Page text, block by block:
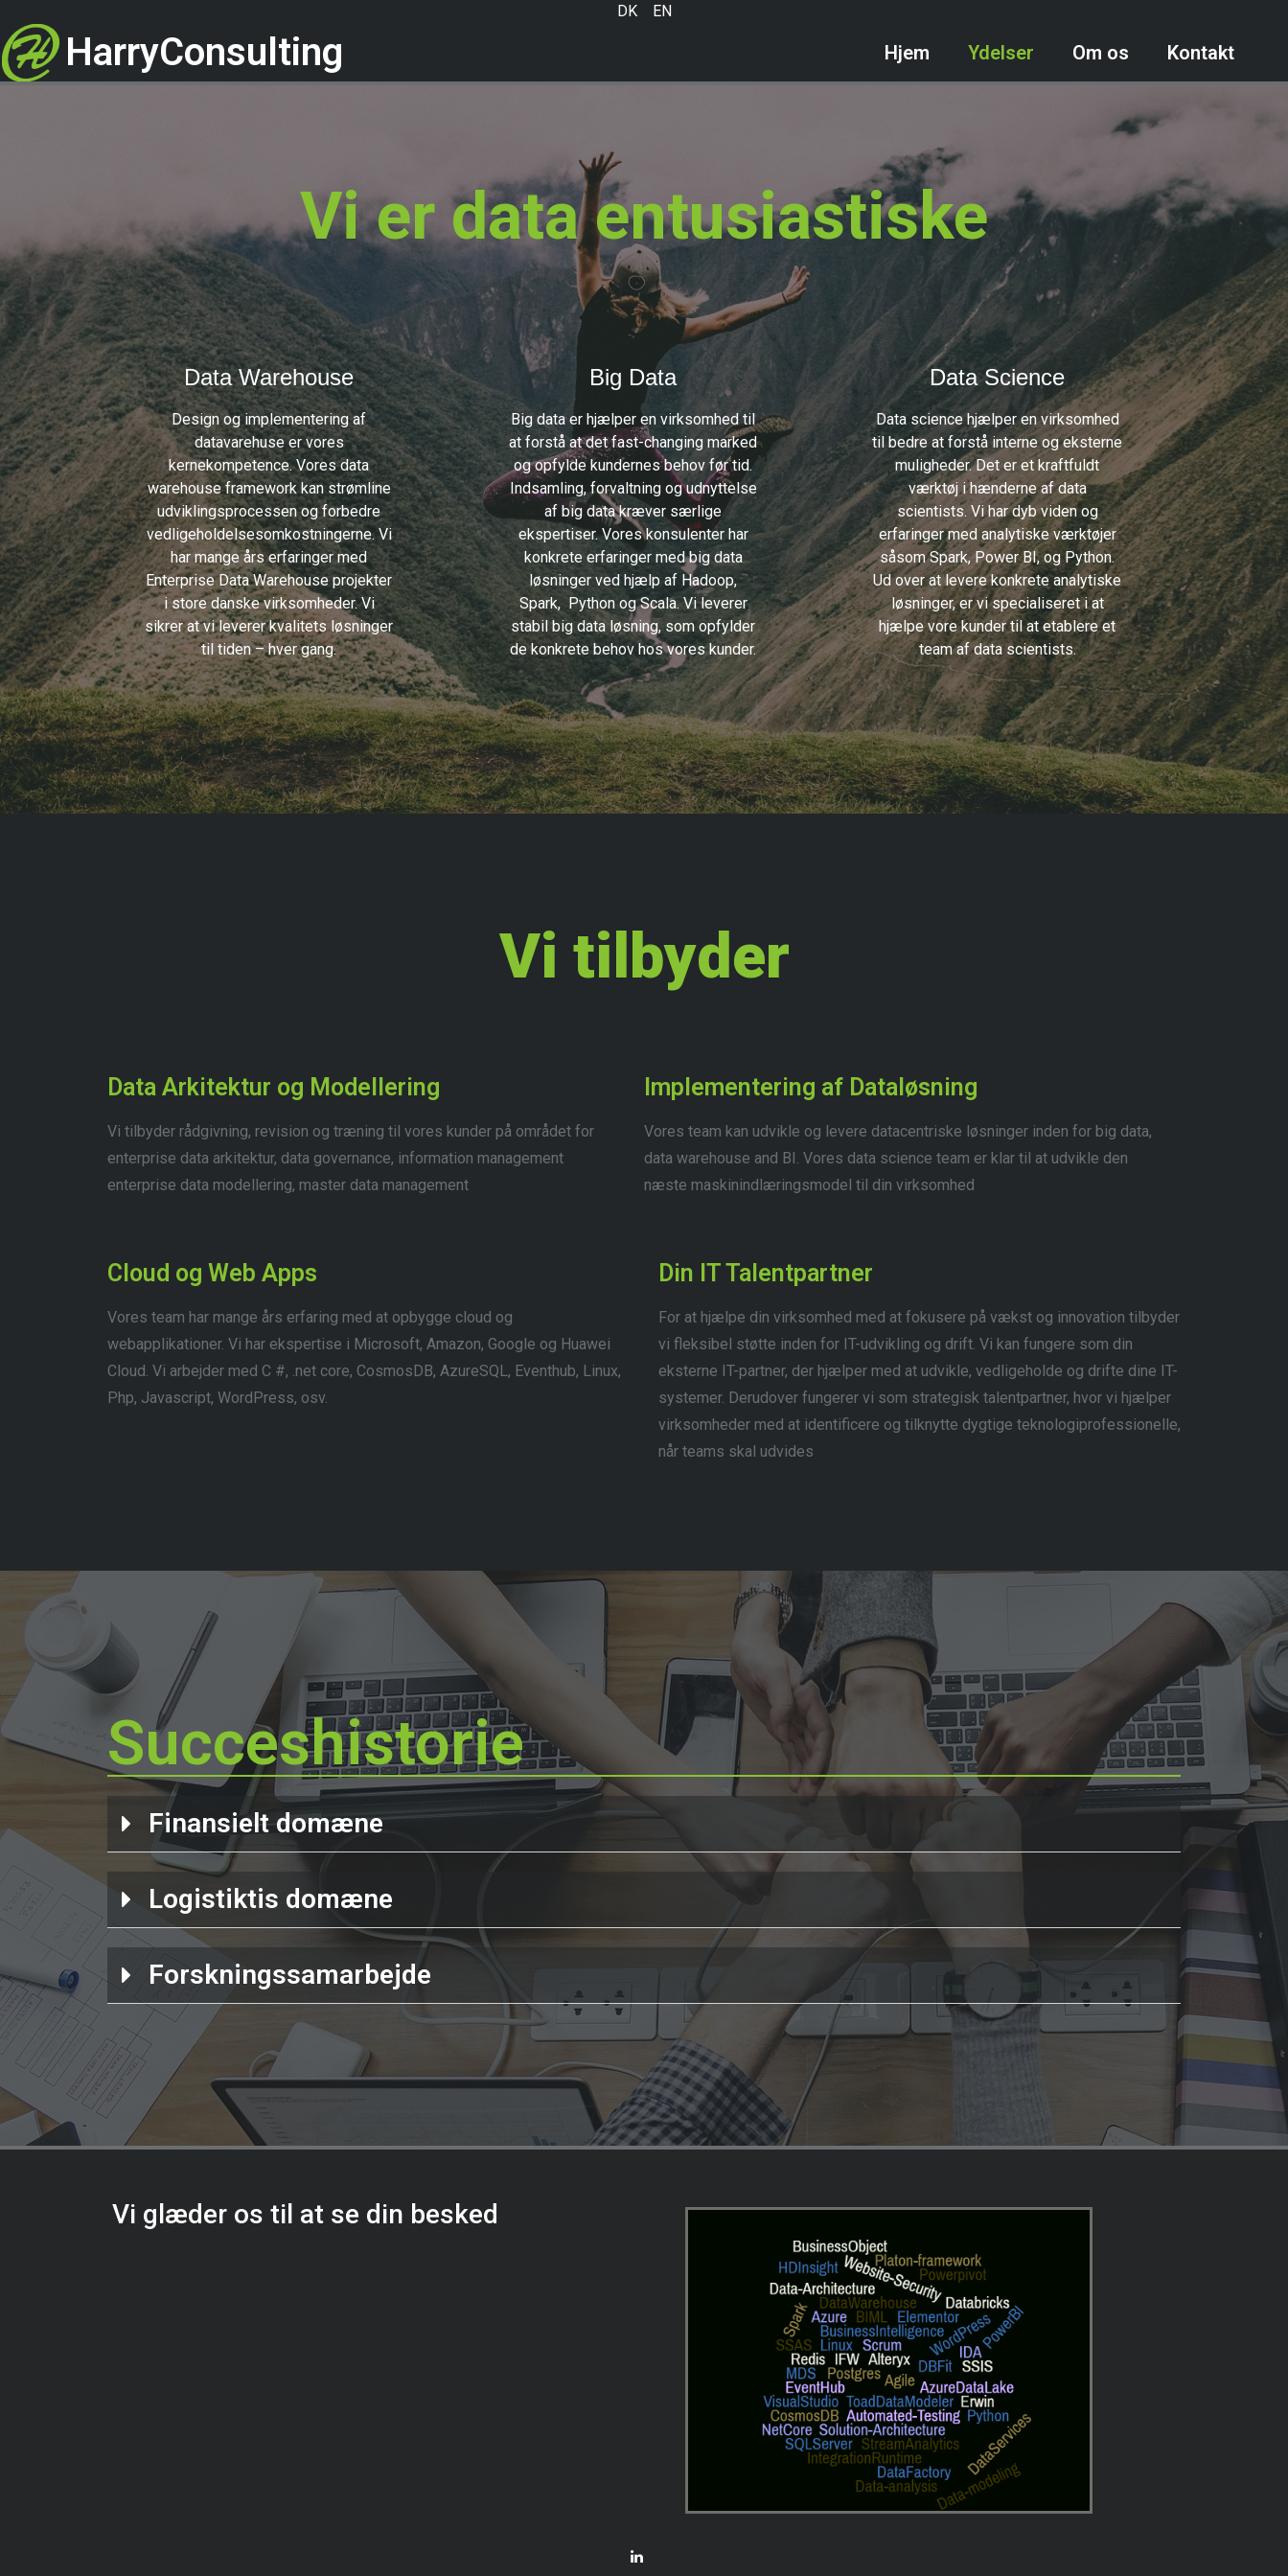
DK EN
HarryConsulting Hjem Ydelser Om os Kontakt
Vi er data entusiastiske
Data Warehouse
Design og implementering af
datavarehuse er vores
kernekompetence. Vores data
warehouse framework kan strømline
udviklingsprocessen og forbedre
vedligeholdelsesomkostningerne. Vi
har mange års erfaringer med
Enterprise Data Warehouse projekter
i store danske virksomheder. Vi
sikrer at vi leverer kvalitets løsninger
til tiden – hver gang.
Big Data
Big data er hjælper en virksomhed til
at forstå at det fast-changing marked
og opfylde kundernes behov før tid.
Indsamling, forvaltning og udnyttelse
af big data kræver særlige
ekspertiser. Vores konsulenter har
konkrete erfaringer med big data
løsninger ved hjælp af Hadoop,
Spark, Python og Scala. Vi leverer
stabil big data løsning, som opfylder
de konkrete behov hos vores kunder.
Data Science
Data science hjælper en virksomhed
til bedre at forstå interne og eksterne
muligheder. Det er et kraftfuldt
værktøj i hænderne af data
scientists. Vi har dyb viden og
erfaringer med analytiske værktøjer
såsom Spark, Power BI, og Python.
Ud over at levere konkrete analytiske
løsninger, er vi specialiseret i at
hjælpe vore kunder til at etablere et
team af data scientists.
Vi tilbyder
Data Arkitektur og Modellering
Vi tilbyder rådgivning, revision og træning til vores kunder på området for
enterprise data arkitektur, data governance, information management
enterprise data modellering, master data management
Implementering af Dataløsning
Vores team kan udvikle og levere datacentriske løsninger inden for big data,
data warehouse and BI. Vores data science team er klar til at udvikle den
næste maskinindlæringsmodel til din virksomhed
Cloud og Web Apps
Vores team har mange års erfaring med at opbygge cloud og
webapplikationer. Vi har ekspertise i Microsoft, Amazon, Google og Huawei
Cloud. Vi arbejder med C #, .net core, CosmosDB, AzureSQL, Eventhub, Linux,
Php, Javascript, WordPress, osv.
Din IT Talentpartner
For at hjælpe din virksomhed med at fokusere på vækst og innovation tilbyder
vi fleksibel støtte inden for IT-udvikling og drift. Vi kan fungere som din
eksterne IT-partner, der hjælper med at udvikle, vedligeholde og drifte dine IT-
systemer. Derudover fungerer vi som strategisk talentpartner, hvor vi hjælper
virksomheder med at identificere og tilknytte dygtige teknologiprofessionelle,
når teams skal udvides
Succeshistorie
Finansielt domæne
Logistiktis domæne
Forskningssamarbejde
Vi glæder os til at se din besked